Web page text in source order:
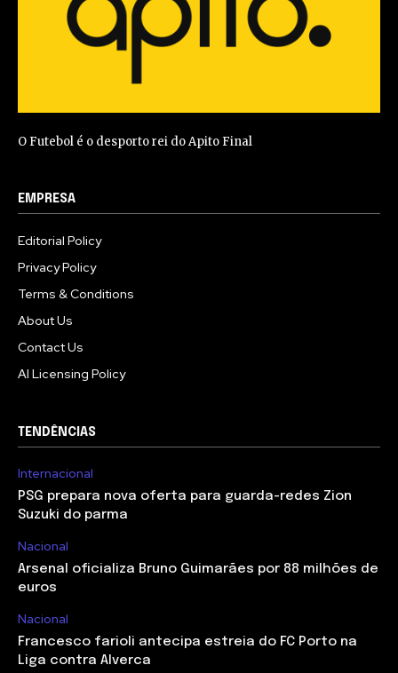
O Futebol é o desporto rei do Apito Final
EMPRESA
Editorial Policy
Privacy Policy
Terms & Conditions
About Us
Contact Us
AI Licensing Policy
TENDÊNCIAS
Internacional
PSG prepara nova oferta para guarda-redes Zion
Suzuki do parma
Nacional
Arsenal oficializa Bruno Guimarães por 88 milhões de
euros
Nacional
Francesco farioli antecipa estreia do FC Porto na
Liga contra Alverca